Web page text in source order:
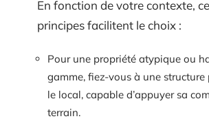
En fonction de votre contexte,
principes facilitent le choix :
Pour une propriété atypique ou
gamme, fiez-vous à une structure
le local, capable d’appuyer sa
terrain.